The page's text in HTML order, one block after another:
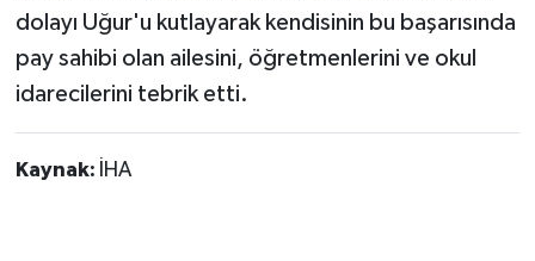
dolayı Uğur'u kutlayarak kendisinin bu başarısında
pay sahibi olan ailesini, öğretmenlerini ve okul
idarecilerini tebrik etti.
Kaynak: İHA